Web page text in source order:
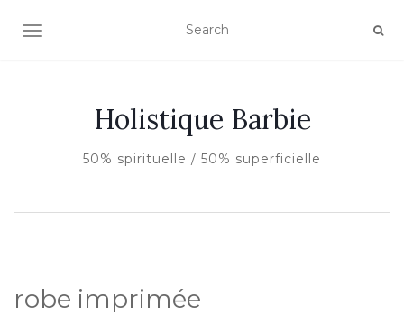
AFFICHER/MASQUER LA NAVIGATION
Holistique Barbie
50% spirituelle / 50% superficielle
robe imprimée